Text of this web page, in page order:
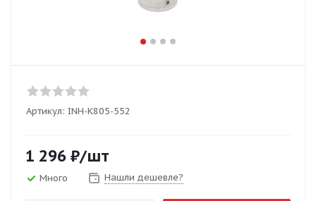
Артикул: INH-K805-552
1 296 ₽/шт
Много Нашли дешевле?